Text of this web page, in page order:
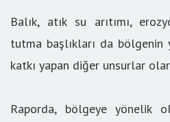
Balık, atık su arıtımı,
tutma başlıkları da bölgenin
katkı yapan diğer unsurlar
Raporda, bölgeye yönelik